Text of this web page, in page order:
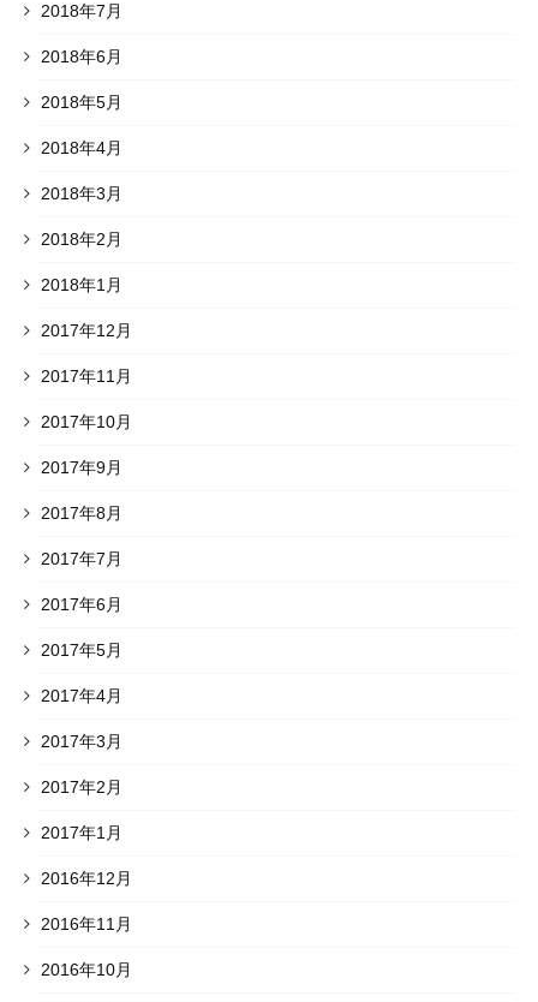
2018年7月
2018年6月
2018年5月
2018年4月
2018年3月
2018年2月
2018年1月
2017年12月
2017年11月
2017年10月
2017年9月
2017年8月
2017年7月
2017年6月
2017年5月
2017年4月
2017年3月
2017年2月
2017年1月
2016年12月
2016年11月
2016年10月